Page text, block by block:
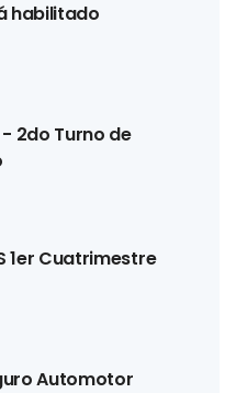
habilitado
2do Turno de
1er Cuatrimestre
Automotor